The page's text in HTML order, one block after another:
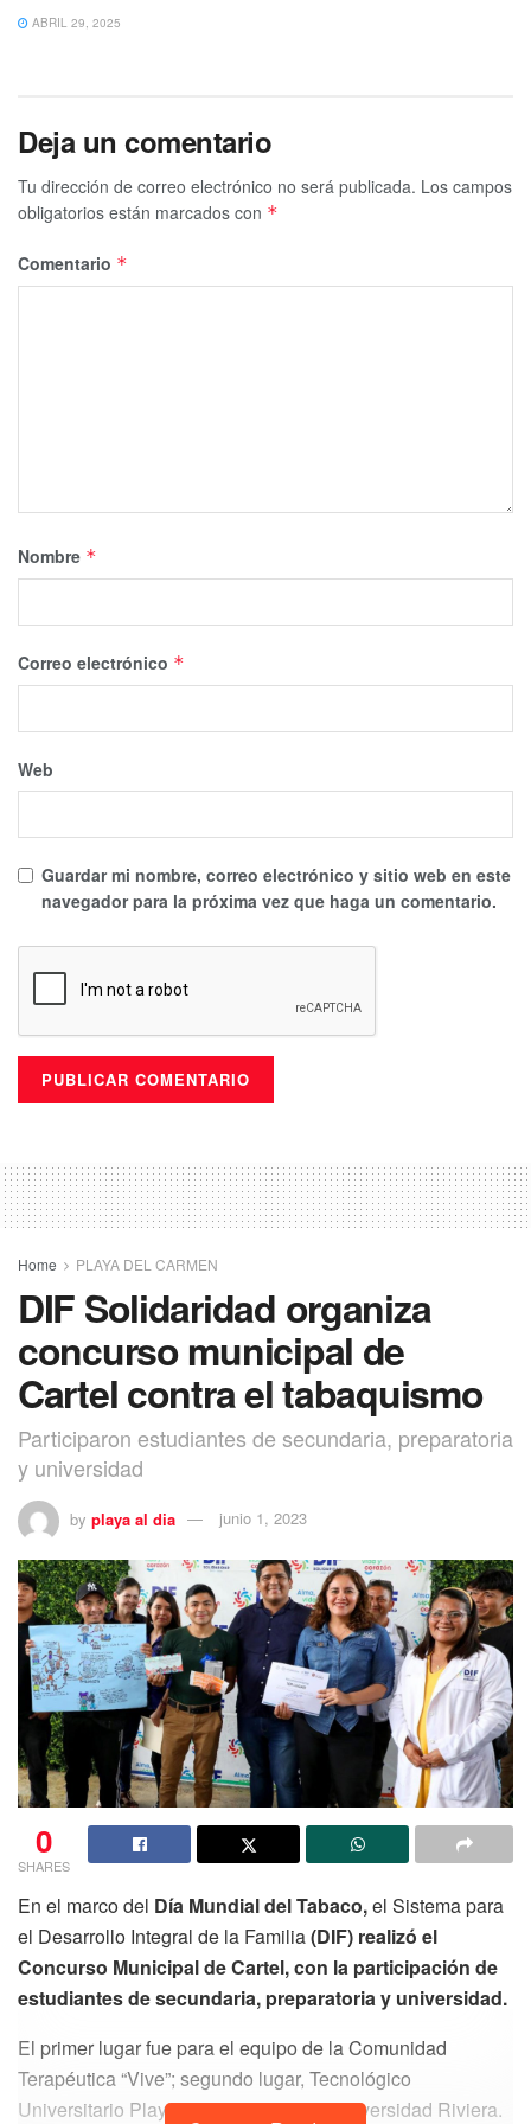
ABRIL 29, 2025
Deja un comentario
Tu dirección de correo electrónico no será publicada. Los campos
obligatorios están marcados con *
Comentario *
Nombre *
Correo electrónico *
Web
Guardar mi nombre, correo electrónico y sitio web en este
navegador para la próxima vez que haga un comentario.
Home PLAYA DEL CARMEN
DIF Solidaridad organiza
concurso municipal de
Cartel contra el tabaquismo
Participaron estudiantes de secundaria, preparatoria
y universidad
by playa al dia junio 1, 2023
0
SHARES
En el marco del Día Mundial del Tabaco,el Sistema para
el Desarrollo Integral de la Familia(DIF) realizó el
Concurso Municipal de Cartel, con la participación de
estudiantes de secundaria, preparatoria y universidad.
El primer lugar fue para el equipo de la Comunidad
Terapéutica “Vive”; segundo lugar, Tecnológico
Universitario Playacar; y tercer lugar, Universidad Riviera.